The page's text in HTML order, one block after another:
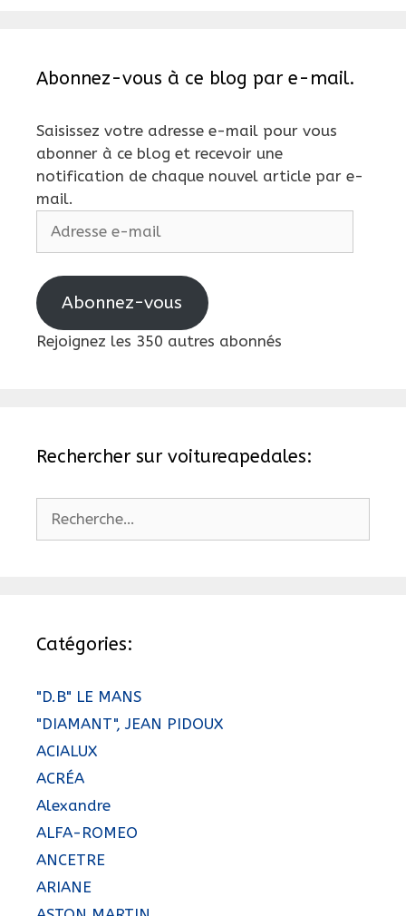
Abonnez-vous à ce blog par e-mail.
Saisissez votre adresse e-mail pour vous
abonner à ce blog et recevoir une
notification de chaque nouvel article par e-
mail.
e-
Abonnez-vous
Rejoignez les 350 autres abonnés
Rechercher sur voitureapedales:
Catégories:
"D.B" LE MANS
"DIAMANT", JEAN PIDOUX
ACIALUX
ACRÉA
Alexandre
ALFA-ROMEO
ANCETRE
ARIANE